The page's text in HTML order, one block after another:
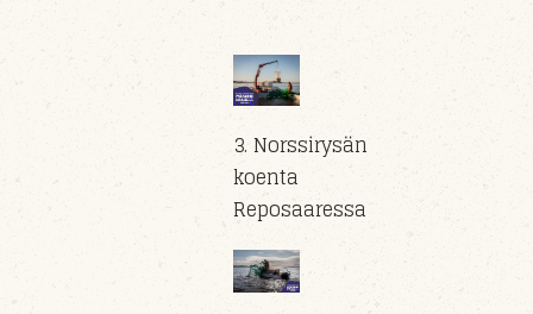
3. Norssirysän
koenta
Reposaaressa